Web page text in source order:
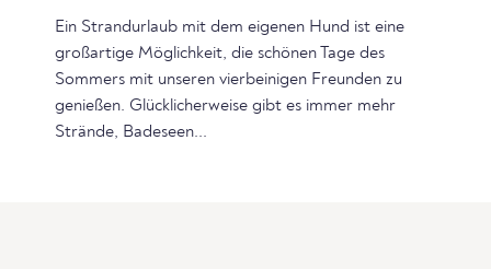
Ein Strandurlaub mit dem eigenen Hund ist eine
großartige Möglichkeit, die schönen Tage des
Sommers mit unseren vierbeinigen Freunden zu
genießen. Glücklicherweise gibt es immer mehr
Strände, Badeseen...